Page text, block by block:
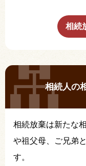
相続
相続人の
相続放棄は新たな
や祖父母、ご兄弟
す。